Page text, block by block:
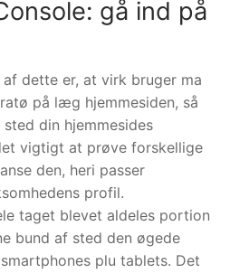
gå ind på
dette er, at virk bruger ma
på læg hjemmesiden, så
din hjemmesides
vigtigt at prøve forskellige
den, heri passer
profil.
taget blevet aldeles portion
bund af sted den øgede
plu tablets. Det